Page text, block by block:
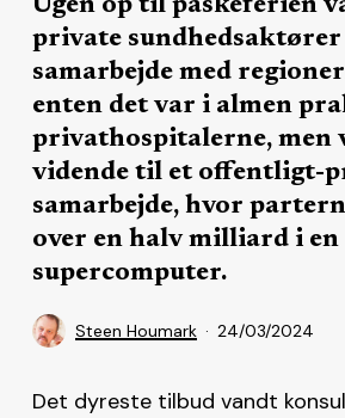
Ugen op til påskeferien
private sundhedsaktører
samarbejde med
enten det var i almen
privathospitalerne, men
vidende til et offentligt-
samarbejde, hvor
over en halv milliard i en
supercomputer.
Steen Houmark 24/03/2024
Det dyreste tilbud vandt